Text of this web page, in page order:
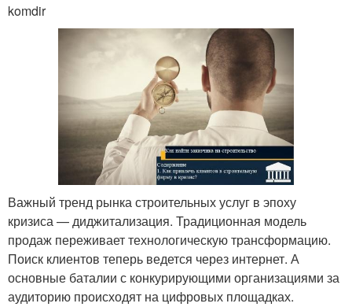
komdir
Важный тренд рынка строительных услуг в эпоху
кризиса — диджитализация. Традиционная модель
продаж переживает технологическую трансформацию.
Поиск клиентов теперь ведется через интернет. А
основные баталии с конкурирующими организациями за
аудиторию происходят на цифровых площадках.